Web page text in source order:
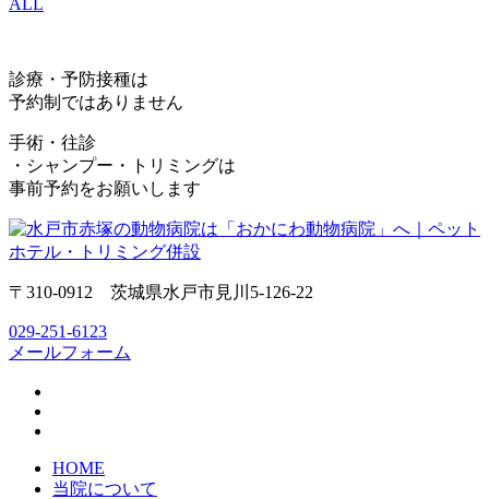
診療・予防接種は
予約制ではありません
手術・往診
・シャンプー・トリミングは
事前予約をお願いします
〒310-0912 茨城県水戸市見川5-126-22
029-251-6123
メールフォーム
HOME
当院について